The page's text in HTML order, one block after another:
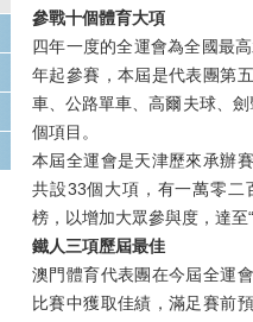
參戰十個體育大項
四年一度的全運會為全國最
年起參賽，本屆是代表團第
車、公路單車、高爾夫球、
個項目。
本屆全運會是天津歷來承辦
共設33個大項，有一萬零二
榜，以增加大眾參與度，達至
鐵人三項歷屆最佳
澳門體育代表團在今屆全運
比賽中獲取佳績，滿足賽前